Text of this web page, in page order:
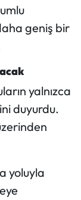
geniş bir
yalnızca
duyurdu.
yoluyla